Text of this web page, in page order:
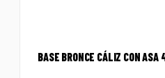
BASE BRONCE CÁLIZ CON ASA